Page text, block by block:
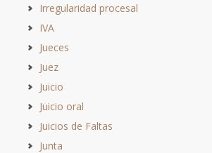
Irregularidad procesal
IVA
Jueces
Juez
Juicio
Juicio oral
Juicios de Faltas
Junta